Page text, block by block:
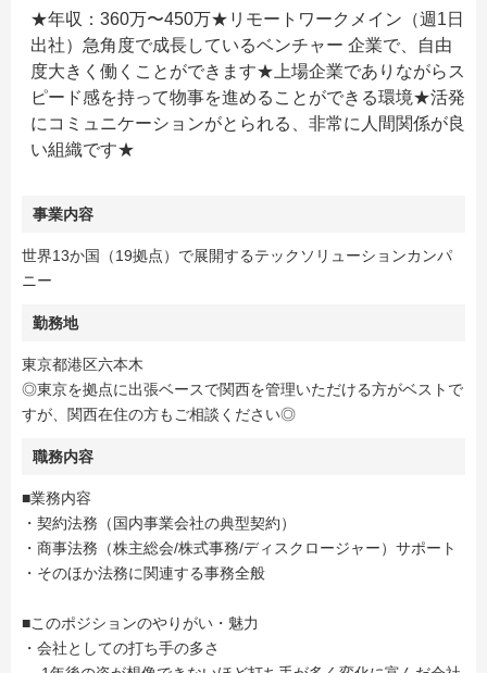
★年収：360万〜450万★リモートワークメイン（週1日
出社）急角度で成長しているベンチャー 企業で、自由
度大きく働くことができます★上場企業でありながらス
ピード感を持って物事を進めることができる環境★活発
にコミュニケーションがとられる、非常に人間関係が良
い組織です★
事業内容
世界13か国（19拠点）で展開するテックソリューションカンパ
ニー
勤務地
東京都港区六本木
◎東京を拠点に出張ベースで関西を管理いただける方がベストで
すが、関西在住の方もご相談ください◎
職務内容
■業務内容
・契約法務（国内事業会社の典型契約）
・商事法務（株主総会/株式事務/ディスクロージャー）サポート
・そのほか法務に関連する事務全般
■このポジションのやりがい・魅力
・会社としての打ち手の多さ